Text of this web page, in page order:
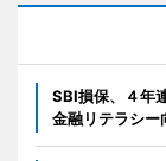
SBI損保、４年
金融リテラシー